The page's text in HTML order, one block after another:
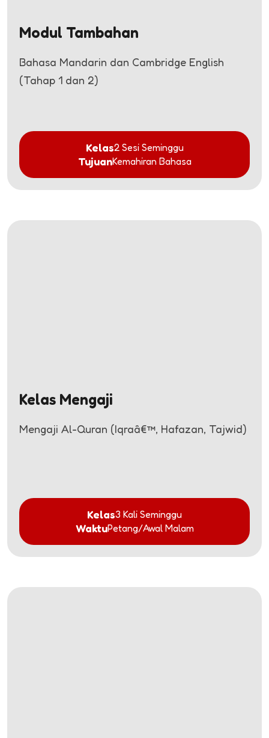
Modul Tambahan
Bahasa Mandarin dan Cambridge English
(Tahap 1 dan 2)
Kelas2 Sesi Seminggu
TujuanKemahiran Bahasa
Kelas Mengaji
Mengaji Al-Quran (Iqraâ€™, Hafazan, Tajwid)
Kelas3 Kali Seminggu
WaktuPetang/Awal Malam